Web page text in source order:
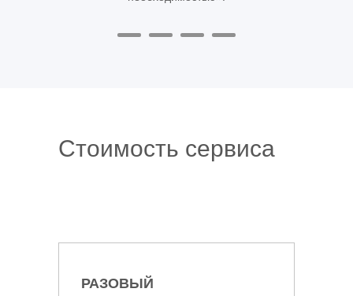
Стоимость сервиса
РАЗОВЫЙ